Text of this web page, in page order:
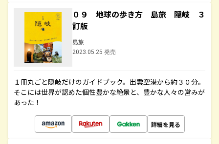
０９ 地球の歩き方 島旅 隠岐 ３
訂版
島旅
2023.05.25 発売
１冊丸ごと隠岐だけのガイドブック。出雲空港から約３０分。
そこには世界が認めた個性豊かな絶景と、豊かな人々の営みが
あった！
詳細を見る